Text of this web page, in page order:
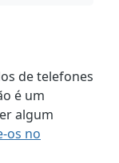
de telefones
é um
algum
os no